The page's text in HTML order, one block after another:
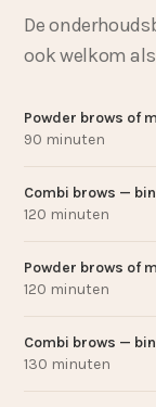
De
ook welkom
Powder brows of
90 minuten
Combi brows —
120 minuten
Powder brows of
120 minuten
Combi brows —
130 minuten